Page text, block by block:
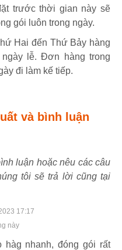
trước thời gian này sẽ
gói luôn trong ngày.
Hai đến Thứ Bảy hàng
lễ. Đơn hàng trong
đi làm kế tiếp.
và bình luận
luận hoặc nêu các câu
tôi sẽ trả lời cũng tại
17:17
này
hàg nhanh, đóng gói rất